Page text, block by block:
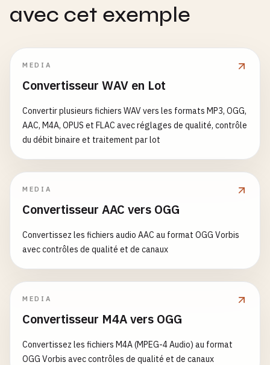
avec cet exemple
MEDIA
Convertisseur WAV en Lot
Convertir plusieurs fichiers WAV vers les formats MP3, OGG,
AAC, M4A, OPUS et FLAC avec réglages de qualité, contrôle
du débit binaire et traitement par lot
MEDIA
Convertisseur AAC vers OGG
Convertissez les fichiers audio AAC au format OGG Vorbis
avec contrôles de qualité et de canaux
MEDIA
Convertisseur M4A vers OGG
Convertissez les fichiers M4A (MPEG-4 Audio) au format
OGG Vorbis avec contrôles de qualité et de canaux